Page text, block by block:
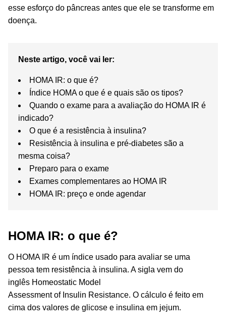
esse esforço do pâncreas antes que ele se transforme em
doença.
Neste artigo, você vai ler:
HOMA IR: o que é?
Índice HOMA o que é e quais são os tipos?
Quando o exame para a avaliação do HOMA IR é
indicado?
O que é a resistência à insulina?
Resistência à insulina e pré-diabetes são a
mesma coisa?
Preparo para o exame
Exames complementares ao HOMA IR
HOMA IR: preço e onde agendar
HOMA IR: o que é?
O HOMA IR é um índice usado para avaliar se uma
pessoa tem resistência à insulina. A sigla vem do
inglês Homeostatic Model
Assessment of Insulin Resistance. O cálculo é feito em
cima dos valores de glicose e insulina em jejum.